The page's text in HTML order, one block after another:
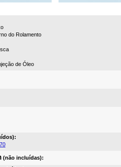
do Rolamento
de Óleo
(não incluídas):